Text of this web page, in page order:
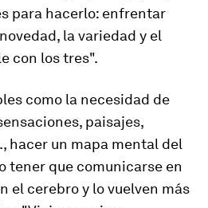
para hacerlo: enfrentar
la variedad y el
con los tres".
como la necesidad de
paisajes,
hacer un mapa mental del
tener que comunicarse en
el cerebro y lo vuelven más